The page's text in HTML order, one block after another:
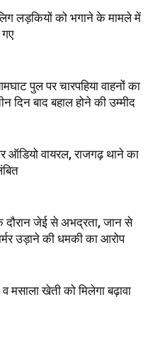
लड़कियों को भगाने के मामले में
गए
पुल पर चारपहिया वाहनों का
दिन बाद बहाल होने की उम्मीद
ऑडियो वायरल, राजगढ़ थाने का
दौरान जेई से अभद्रता, जान से
उड़ाने की धमकी का आरोप
व मसाला खेती को मिलेगा बढ़ावा